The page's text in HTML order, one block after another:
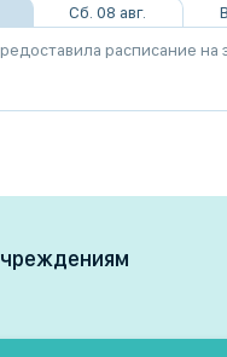
Сб. 08 авг.
расписание на